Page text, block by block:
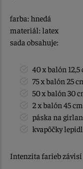
farba: hnedá
materiál: latex
sada obsahuje:
40 x balón 12,5
75 x balón 25
50 x balón 30
2 x balón 45 cm
páska na
kvapôčky
Intenzita farieb